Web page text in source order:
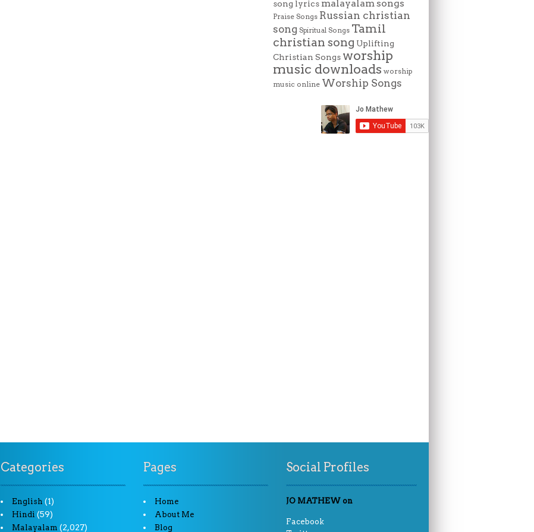
song lyrics malayalam songs
Praise Songs Russian christian
song Spiritual Songs Tamil
christian song Uplifting
Christian Songs worship
music downloads worship
music online Worship Songs
Categories
English (1)
Hindi (59)
Malayalam (2,027)
Pages
Home
About Me
Blog
Social Profiles
JO MATHEW on
Facebook